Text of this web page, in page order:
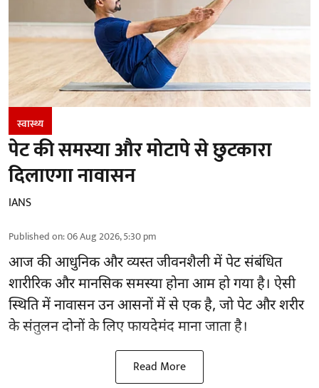
स्वास्थ्य
पेट की समस्या और मोटापे से छुटकारा
दिलाएगा नावासन
IANS
Published on:06 Aug 2026, 5:30 pm
आज की आधुनिक और व्यस्त जीवनशैली में पेट संबंधित
शारीरिक और मानसिक समस्या होना आम हो गया है। ऐसी
स्थिति में नावासन उनआसनोंमें से एक है, जो पेट और शरीर
के संतुलन दोनों के लिए फायदेमंद माना जाता है।
Read More